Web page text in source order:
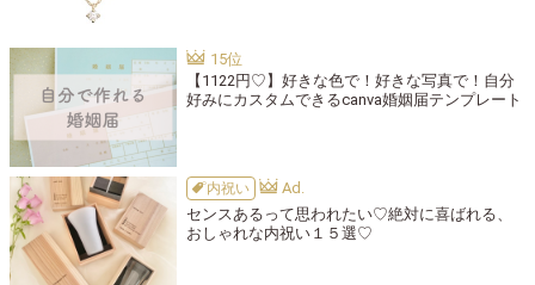
【1122円♡】好きな色で！好きな写真で！自分
好みにカスタムできるcanva婚姻届テンプレート
内祝い
センスあるって思われたい♡絶対に喜ばれる、
おしゃれな内祝い１５選♡